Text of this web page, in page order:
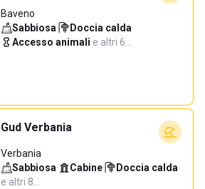
Baveno
Sabbiosa· Doccia calda·
Accesso animali·e altri 6…
Gud Verbania
Verbania
Sabbiosa· Cabine· Doccia calda·
e altri 8…